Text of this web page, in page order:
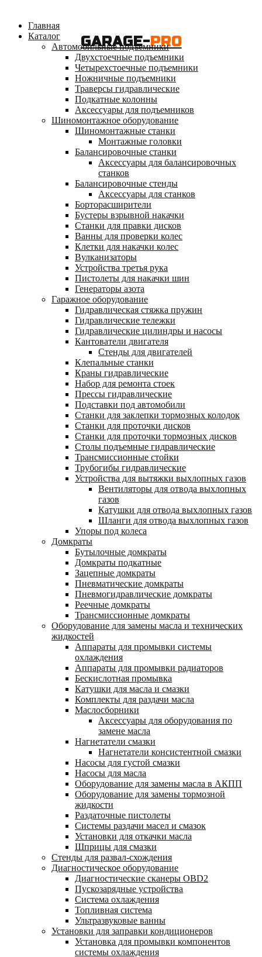
GARAGE-PRO
Главная
Каталог
Автомобильные подъемники
Двухстоечные подъемники
Четырехстоечные подъемники
Ножничные подъемники
Траверсы гидравлические
Подкатные колонны
Аксессуары для подъемников
Шиномонтажное оборудование
Шиномонтажные станки
Монтажные головки
Балансировочные станки
Аксессуары для балансировочных
станков
Балансировочные стенды
Аксессуары для станков
Борторасширители
Бустеры взрывной накачки
Станки для правки дисков
Ванны для проверки колес
Клетки для накачки колес
Вулканизаторы
Устройства третья рука
Пистолеты для накачки шин
Генераторы азота
Гаражное оборудование
Гидравлическая стяжка пружин
Гидравлические тележки
Гидравлические цилиндры и насосы
Кантователи двигателя
Стенды для двигателей
Клепальные станки
Краны гидравлические
Набор для ремонта стоек
Прессы гидравлические
Подставки под автомобили
Станки для заклепки тормозных колодок
Станки для проточки дисков
Станки для проточки тормозных дисков
Столы подъемные гидравлические
Трансмиссионные стойки
Трубогибы гидравлические
Устройства для вытяжки выхлопных газов
Вентиляторы для отвода выхлопных
газов
Катушки для отвода выхлопных газов
Шланги для отвода выхлопных газов
Упоры под колеса
Домкраты
Бутылочные домкраты
Домкраты подкатные
Зацепные домкраты
Пневматические домкраты
Пневмогидравлические домкраты
Реечные домкраты
Трансмиссионные домкраты
Оборудование для замены масла и технических
жидкостей
Аппараты для промывки системы
охлаждения
Аппараты для промывки радиаторов
Бескислотная промывка
Катушки для масла и смазки
Комплекты для раздачи масла
Маслосборники
Аксессуары для оборудования по
замене масла
Нагнетатели смазки
Нагнетатели консистентной смазки
Насосы для густой смазки
Насосы для масла
Оборудование для замены масла в АКПП
Оборудование для замены тормозной
жидкости
Раздаточные пистолеты
Системы раздачи масел и смазок
Установки для откачки масла
Шприцы для смазки
Стенды для развал-схождения
Диагностическое оборудование
Диагностические сканеры OBD2
Пускозарядные устройства
Система охлаждения
Топливная система
Ультразвуковые ванны
Установки для заправки кондиционеров
Установка для промывки компонентов
системы охлаждения